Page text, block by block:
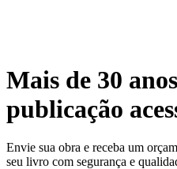
Mais de 30
publicação
Envie sua obra e receba um
seu livro com segurança e